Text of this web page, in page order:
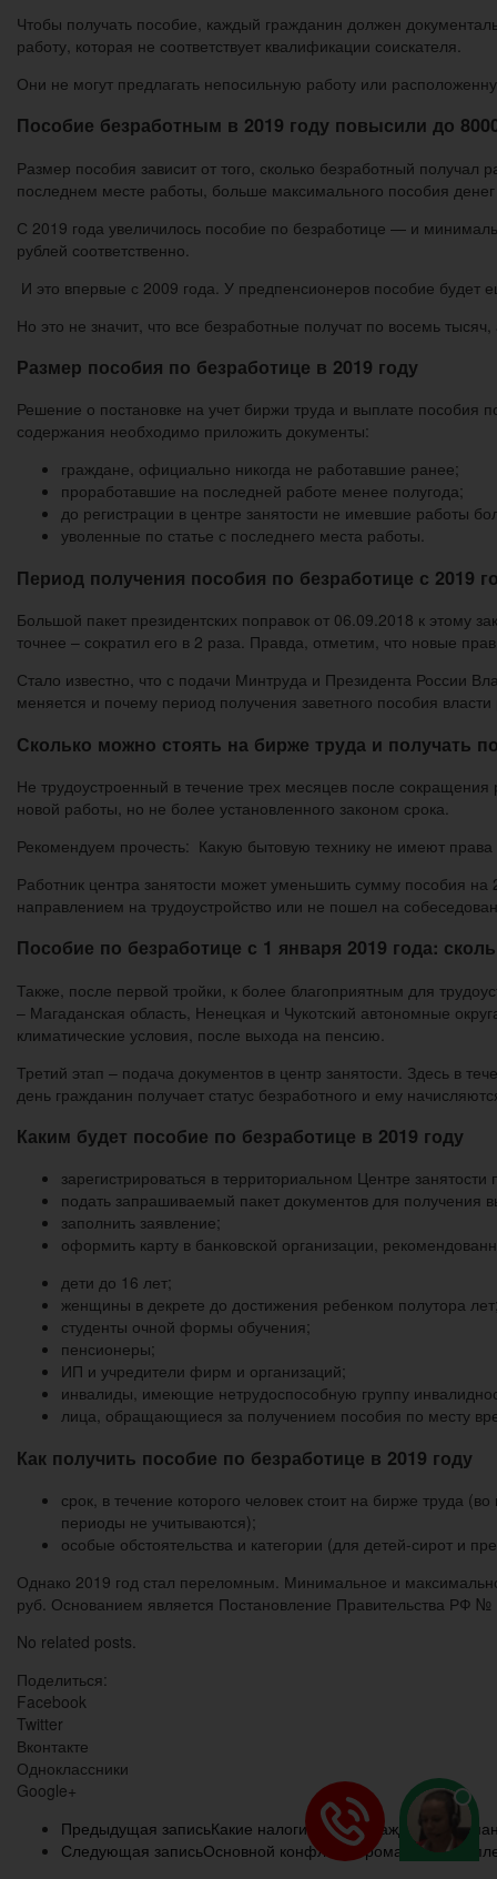
Чтобы получать пособие, каждый гражданин должен
работу, которая не соответствует квалификации соискателя.
Они не могут предлагать непосильную работу или
Пособие безработным в 2019 году повысили до
Размер пособия зависит от того, сколько безработный
последнем месте работы, больше максимального пособия
С 2019 года увеличилось пособие по безработице — и
рублей соответственно.
И это впервые с 2009 года. У предпенсионеров пособие
Но это не значит, что все безработные получат по восемь
Размер пособия по безработице в 2019 году
Решение о постановке на учет биржи труда и выплате пособия
содержания необходимо приложить документы:
граждане, официально никогда не работавшие ранее;
проработавшие на последней работе менее полугода;
до регистрации в центре занятости не имевшие работы
уволенные по статье с последнего места работы.
Период получения пособия по безработице с 2019
Большой пакет президентских поправок от 06.09.2018 к этому
точнее – сократил его в 2 раза. Правда, отметим, что новые
Стало известно, что с подачи Минтруда и Президента России
меняется и почему период получения заветного пособия
Сколько можно стоять на бирже труда и получать
Не трудоустроенный в течение трех месяцев после
новой работы, но не более установленного законом срока.
Рекомендуем прочесть: Какую бытовую технику не имеют права
Работник центра занятости может уменьшить сумму пособия
направлением на трудоустройство или не пошел на
Пособие по безработице с 1 января 2019 года:
Также, после первой тройки, к более благоприятным для
– Магаданская область, Ненецкая и Чукотский автономные
климатические условия, после выхода на пенсию.
Третий этап – подача документов в центр занятости. Здесь в
день гражданин получает статус безработного и ему
Каким будет пособие по безработице в 2019 году
зарегистрироваться в территориальном Центре
подать запрашиваемый пакет документов для получения
заполнить заявление;
оформить карту в банковской организации,
дети до 16 лет;
женщины в декрете до достижения ребенком полутора
студенты очной формы обучения;
пенсионеры;
ИП и учредители фирм и организаций;
инвалиды, имеющие нетрудоспособную группу
лица, обращающиеся за получением пособия по месту
Как получить пособие по безработице в 2019 году
срок, в течение которого человек стоит на бирже труда
периоды не учитываются);
особые обстоятельства и категории (для детей-сирот и
Однако 2019 год стал переломным. Минимальное и
руб. Основанием является Постановление Правительства РФ №
No related posts.
Поделиться:
Facebook
Twitter
Вконтакте
Одноклассники
Google+
Предыдущая записьКакие налоги платит гражданин
Следующая записьОсновной конфликт в романе